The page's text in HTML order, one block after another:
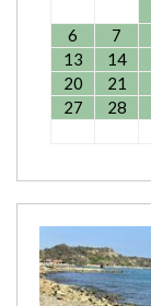
6
7
13
14
20
21
27
28